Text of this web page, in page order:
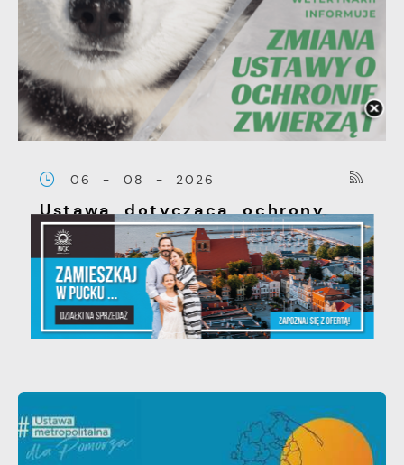
06 - 08 - 2026
Ustawa dotycząca ochrony
zwięrząt w zakresie
utrzymania psów i kotów -
zmiany w przepisach.